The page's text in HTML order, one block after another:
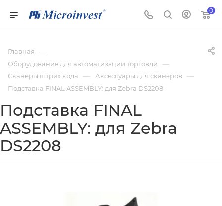
0
Главная —
Оборудование для автоматизации торговли —
Сканеры штрих кода — Аксессуары для сканеров —
Подставка FINAL ASSEMBLY: для Zebra DS2208
Подставка FINAL
ASSEMBLY: для Zebra
DS2208